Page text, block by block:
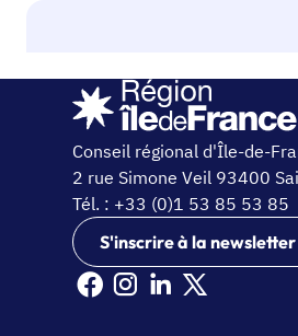
Conseil régional d'Île-de-
2 rue Simone Veil 93400
Tél. : +33 (0)1 53 85 53 85
S'inscrire à la newsletter
Facebook Ile de France
Instagram Ile de
Linkedin Ile de
X Ile de